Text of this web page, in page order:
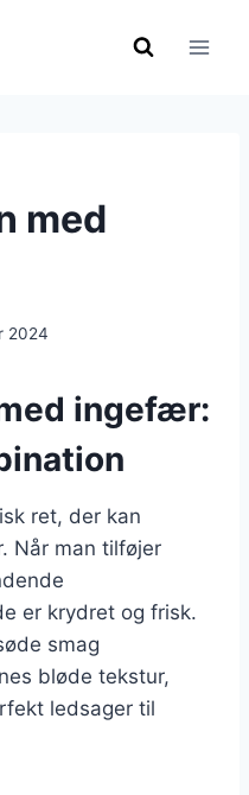
med
2024
ingefær:
ret, der kan
Når man tilføjer
er krydret og frisk.
smag
bløde tekstur,
ledsager til